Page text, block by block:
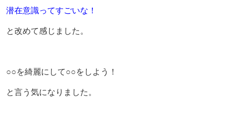
潜在意識ってすごいな！
と改めて感じました。
○○を綺麗にして○○をしよう！
と言う気になりました。